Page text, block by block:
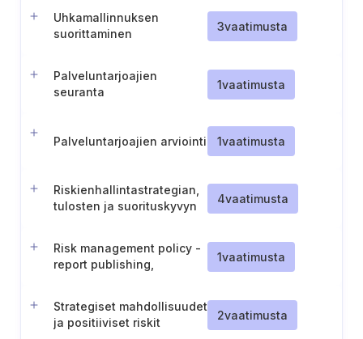
Uhkamallinnuksen
suorittaminen
3vaatimusta
Palveluntarjoajien
seuranta
1vaatimusta
Palveluntarjoajien arviointi 1vaatimusta
Riskienhallintastrategian,
tulosten ja suorituskyvyn
4vaatimusta
Risk management policy -
report publishing,
1vaatimusta
Strategiset mahdollisuudet
ja positiiviset riskit
2vaatimusta